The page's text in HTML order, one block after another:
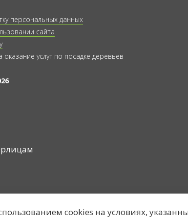
персональных данных
сайта
услуг по посадке деревьев
cookies на условиях,